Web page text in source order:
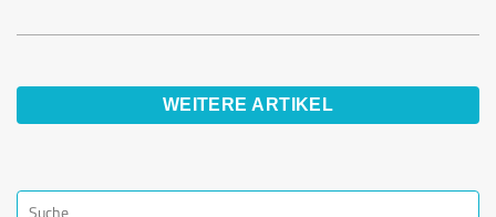
WEITERE ARTIKEL